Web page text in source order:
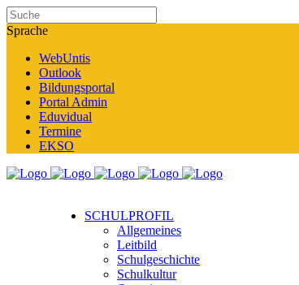
Sprache
WebUntis
Outlook
Bildungsportal
Portal Admin
Eduvidual
Termine
EKSO
SCHULPROFIL
Allgemeines
Leitbild
Schulgeschichte
Schulkultur